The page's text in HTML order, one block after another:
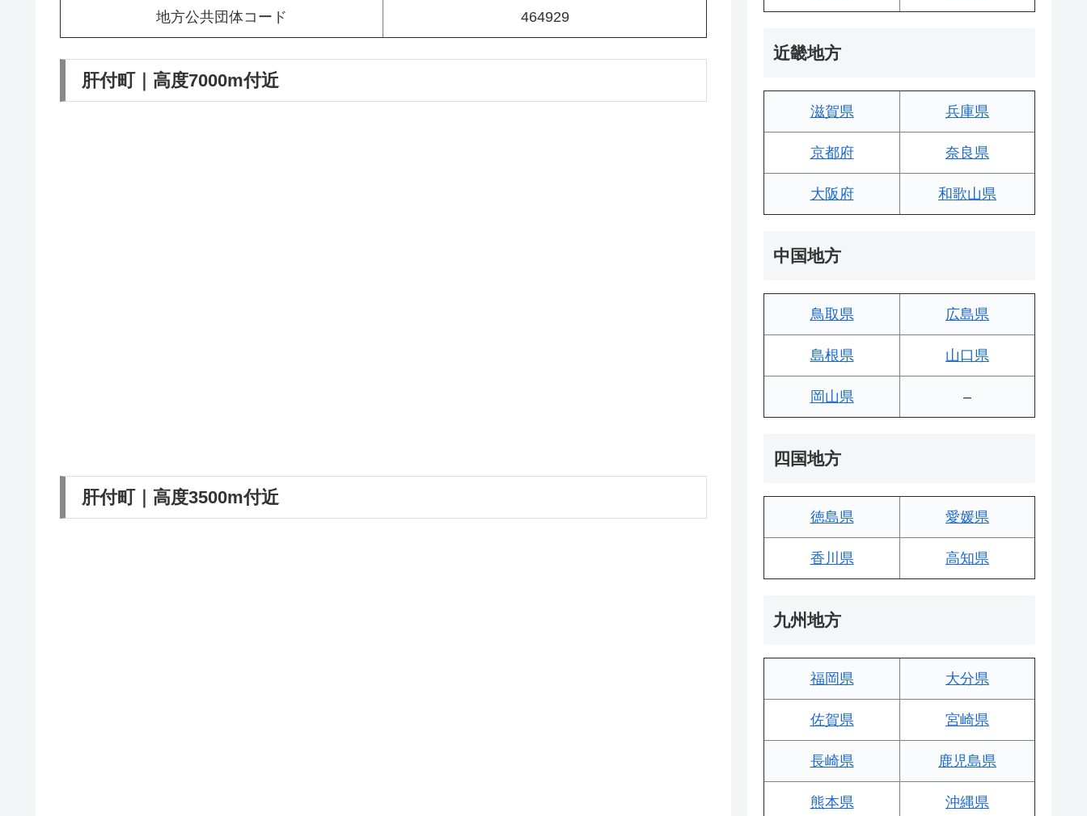
地方公共団体コード 464929
肝付町｜高度7000m付近
肝付町｜高度3500m付近
近畿地方
滋賀県 兵庫県
京都府 奈良県
大阪府 和歌山県
中国地方
鳥取県 広島県
島根県 山口県
岡山県 –
四国地方
徳島県 愛媛県
香川県 高知県
九州地方
福岡県 大分県
佐賀県 宮崎県
長崎県 鹿児島県
熊本県 沖縄県